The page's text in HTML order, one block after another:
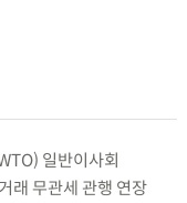
일반이사회
래 무관세 관행 연장